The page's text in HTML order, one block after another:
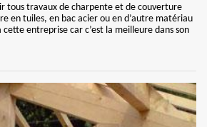
tous travaux de charpente et de couverture
en tuiles, en bac acier ou en d’autre matériau
entreprise car c’est la meilleure dans son